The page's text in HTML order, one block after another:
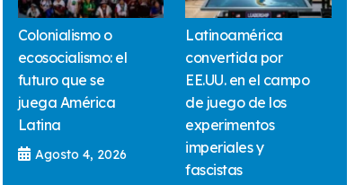
Colonialismo o
ecosocialismo: el
futuro que se
juega América
Latina
Agosto 4, 2026
Latinoamérica
convertida por
EE.UU. en el campo
de juego de los
experimentos
imperiales y
fascistas